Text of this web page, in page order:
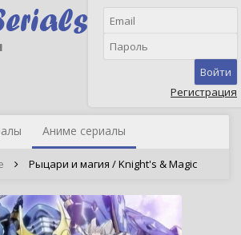
Войти
Регистрация
Аниме сериалы
Рыцари и магия / Knight's & Magic